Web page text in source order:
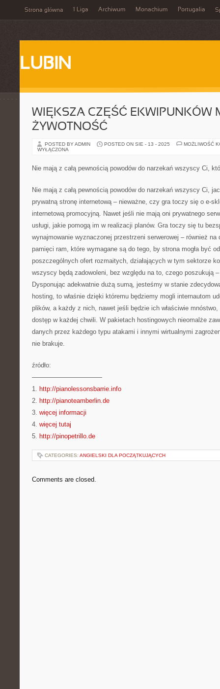
Strona główna 1 Liga Archiwum Monachium Portugalia
LUBIN
WIĘKSZA CZĘŚĆ EKWIPUNKÓW
ŻYWOTNOŚĆ
POSTED BY ADMIN POSTED ON SIE - 13 - 2025
MOŻLIWOŚĆ
WYŁĄCZONA
Nie mają z całą pewnością powodów do narzekań wszyscy Ci,
Nie mają z całą pewnością powodów do narzekań wszyscy Ci,
prywatną stronę internetową – nieważne, czy gra toczy się o e-
internetową promocyjną. Nawet jeśli nie mają oni prywatnego
usługi, jakie pomogą im w realizacji planów. Gra toczy się tu
wynajmowanie wyznaczonej przestrzeni serwerowej – również na
pamięci ram, które wymagane są do tego, by strona mogła być
poszczególnych ofert rozmaitych, działających w tym sektorze
wszyscy będą zadowoleni, bez względu na to, czego poszukują
Dysponując adekwatnie dużą sumą, jesteśmy w stanie
hosting, to właśnie dzięki któremu będziemy mogli internautom
plików, a każdy z nich, nawet jeśli będzie ich właściwie
dostęp w każdej chwili. W pakietach hostingowych nieomalże
danych przez każdego typu atakami i innymi wirtualnymi
nie brakuje.
źródło:
———————————
1. http://pianolessonsbarrie.info
2. http://pianoteamberlin.de
3. więcej informacji
4. więcej tutaj
5. http://pinopetrillo.de
CATEGORIES: ANGIELSKI DLA POCZĄTKUJĄCYCH
Comments are closed.